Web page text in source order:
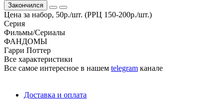
Закончился
Цена за набор, 50р./шт. (РРЦ 150-200р./шт.)
Серия
Фильмы/Сериалы
ФАНДОМЫ
Гарри Поттер
Все характеристики
Все самое интересное в нашем telegram канале
Доставка и оплата